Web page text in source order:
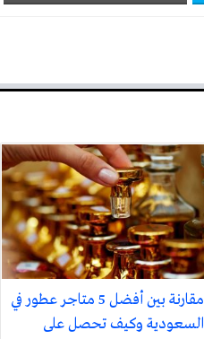
مقارنة بين أفضل 5 متاجر عطور في
السعودية وكيف تحصل على